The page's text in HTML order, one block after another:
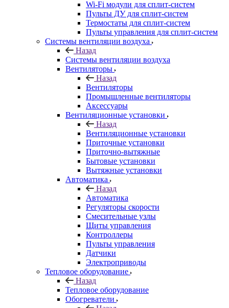
Wi-Fi модули для сплит-систем
Пульты ДУ для сплит-систем
Термостаты для сплит-систем
Пульты управления для сплит-систем
Системы вентиляции воздуха
Назад
Системы вентиляции воздуха
Вентиляторы
Назад
Вентиляторы
Промышленные вентиляторы
Аксессуары
Вентиляционные установки
Назад
Вентиляционные установки
Приточные установки
Приточно-вытяжные
Бытовые установки
Вытяжные установки
Автоматика
Назад
Автоматика
Регуляторы скорости
Смесительные узлы
Щиты управления
Контроллеры
Пульты управления
Датчики
Электроприводы
Тепловое оборудование
Назад
Тепловое оборудование
Обогреватели